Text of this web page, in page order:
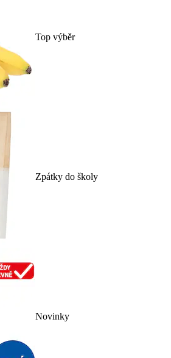
Top výběr
Zpátky do školy
Novinky